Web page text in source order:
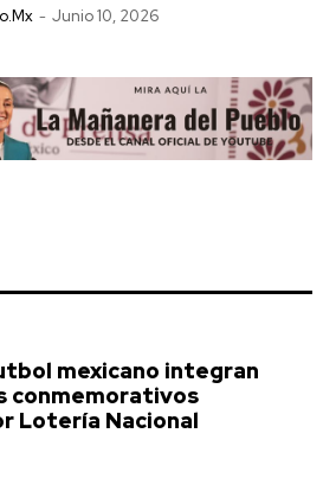
- Junio 10, 2026
mexicano integran
conmemorativos
Lotería Nacional